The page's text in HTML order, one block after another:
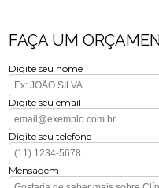
FAÇA UM
Digite seu nome
Digite seu email
Digite seu telefone
Mensagem